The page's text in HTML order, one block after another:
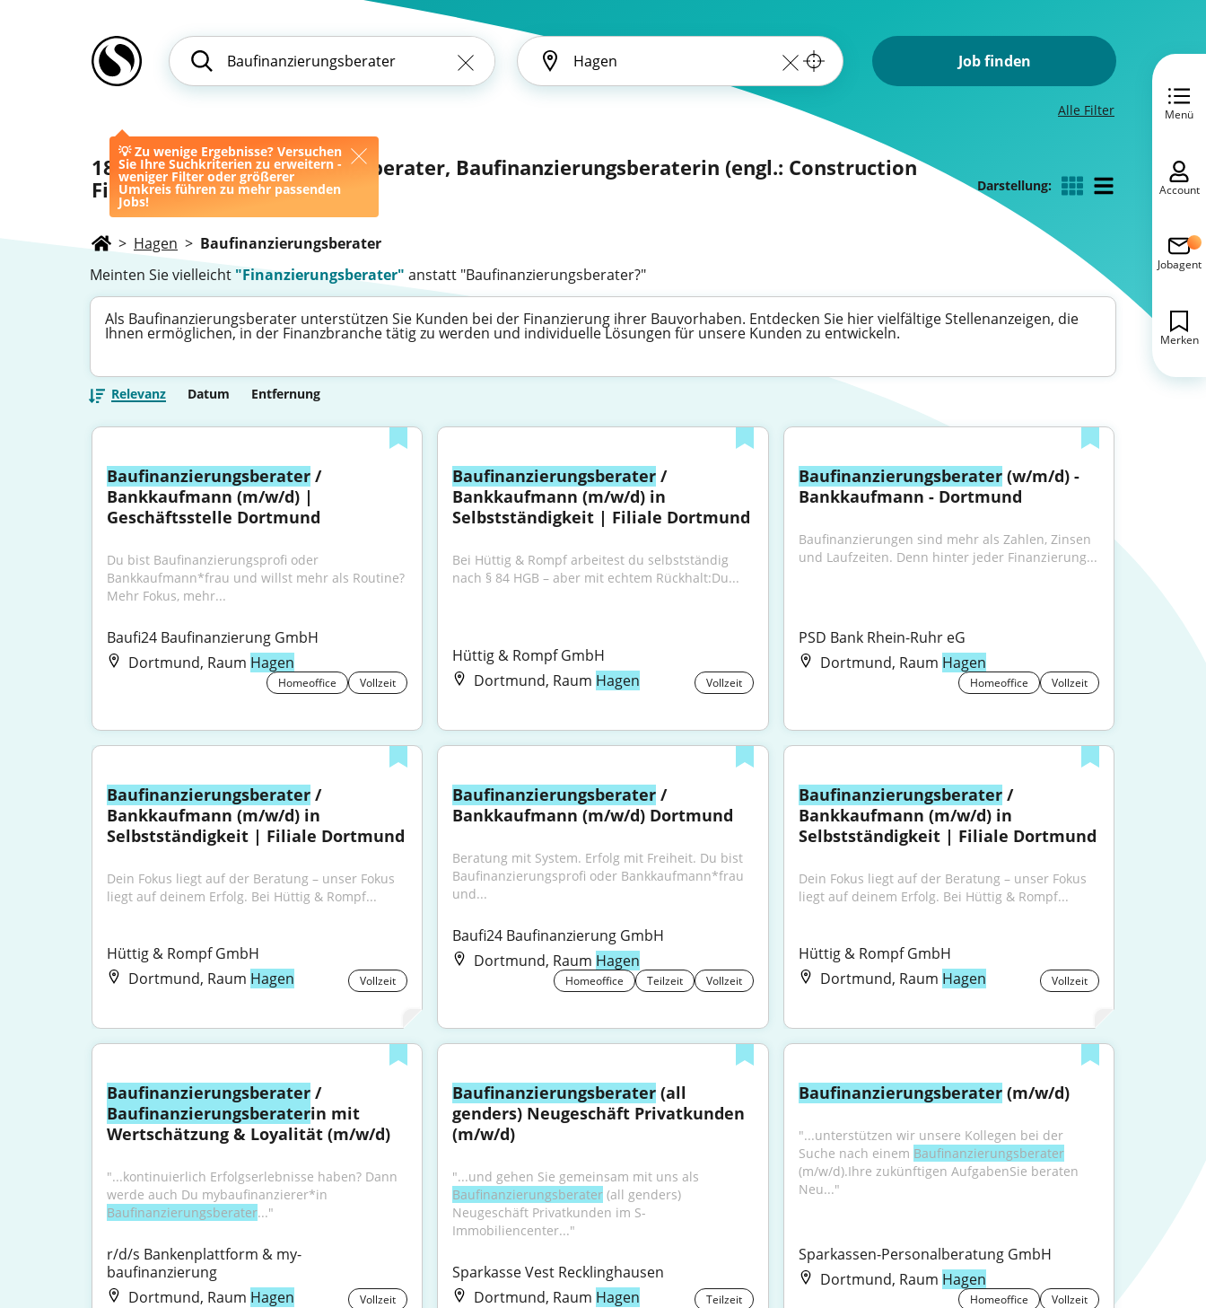
Job finden
💡 Zu wenige Ergebnisse? Versuchen
Sie Ihre Suchkriterien zu erweitern -
weniger Filter oder größerer
Umkreis führen zu mehr passenden
Jobs!
Alle Filter
18 Jobs als Baufinanzierungsberater, Baufinanzierungsberaterin (engl.: Construction
Financing Consultant)
Darstellung:
> Hagen > Baufinanzierungsberater
Meinten Sie vielleicht "Finanzierungsberater" anstatt "Baufinanzierungsberater?"
Als Baufinanzierungsberater unterstützen Sie Kunden bei der Finanzierung ihrer Bauvorhaben. Entdecken Sie hier vielfältige Stellenanzeigen, die
Ihnen ermöglichen, in der Finanzbranche tätig zu werden und individuelle Lösungen für unsere Kunden zu entwickeln.
Relevanz Datum Entfernung
Baufinanzierungsberater /
Bankkaufmann (m/w/d) |
Geschäftsstelle Dortmund
Du bist Baufinanzierungsprofi oder
Bankkaufmann*frau und willst mehr als Routine?
Mehr Fokus, mehr...
Baufi24 Baufinanzierung GmbH
Dortmund, Raum Hagen
Homeoffice Vollzeit
Baufinanzierungsberater /
Bankkaufmann (m/w/d) in
Selbstständigkeit | Filiale Dortmund
Bei Hüttig & Rompf arbeitest du selbstständig
nach § 84 HGB – aber mit echtem Rückhalt:Du...
Hüttig & Rompf GmbH
Dortmund, Raum Hagen Vollzeit
Baufinanzierungsberater (w/m/d) -
Bankkaufmann - Dortmund
Baufinanzierungen sind mehr als Zahlen, Zinsen
und Laufzeiten. Denn hinter jeder Finanzierung...
PSD Bank Rhein-Ruhr eG
Dortmund, Raum Hagen
Homeoffice Vollzeit
Baufinanzierungsberater /
Bankkaufmann (m/w/d) in
Selbstständigkeit | Filiale Dortmund
Dein Fokus liegt auf der Beratung – unser Fokus
liegt auf deinem Erfolg. Bei Hüttig & Rompf...
Hüttig & Rompf GmbH
Dortmund, Raum Hagen Vollzeit
Baufinanzierungsberater /
Bankkaufmann (m/w/d) Dortmund
Beratung mit System. Erfolg mit Freiheit. Du bist
Baufinanzierungsprofi oder Bankkaufmann*frau
und...
Baufi24 Baufinanzierung GmbH
Dortmund, Raum Hagen
Homeoffice Teilzeit Vollzeit
Baufinanzierungsberater /
Bankkaufmann (m/w/d) in
Selbstständigkeit | Filiale Dortmund
Dein Fokus liegt auf der Beratung – unser Fokus
liegt auf deinem Erfolg. Bei Hüttig & Rompf...
Hüttig & Rompf GmbH
Dortmund, Raum Hagen Vollzeit
Baufinanzierungsberater /
Baufinanzierungsberaterin mit
Wertschätzung & Loyalität (m/w/d)
"...kontinuierlich Erfolgserlebnisse haben? Dann
Baufinanzierungsberater..."
r/d/s Bankenplattform & my-
baufinanzierung
Dortmund, Raum Hagen Vollzeit
Baufinanzierungsberater (all
genders) Neugeschäft Privatkunden
(m/w/d)
Baufinanzierungsberater (all genders)
Neugeschäft Privatkunden im S-
Immobiliencenter..."
Sparkasse Vest Recklinghausen
Dortmund, Raum Hagen Teilzeit
Baufinanzierungsberater (m/w/d)
"...unterstützen wir unsere Kollegen bei der
Suche nach einem Baufinanzierungsberater
(m/w/d).Ihre zukünftigen AufgabenSie beraten
Neu..."
Sparkassen-Personalberatung GmbH
Dortmund, Raum Hagen
Homeoffice Vollzeit
Menü
Account
Jobagent
Merken